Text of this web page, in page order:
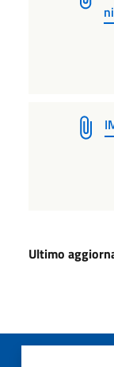
ni
Ultimo